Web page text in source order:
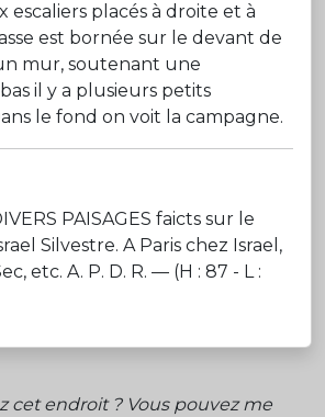
escaliers placés à droite et à
est bornée sur le devant de
mur, soutenant une
il y a plusieurs petits
le fond on voit la campagne.
PAISAGES faicts sur le
Silvestre. A Paris chez Israel,
etc. A. P. D. R. — (H : 87 - L :
cet endroit ? Vous pouvez me